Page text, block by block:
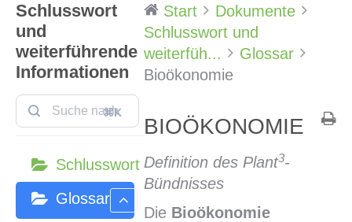
Schlusswort
und
weiterführende
Informationen
⌘K
Schlusswort
Glossar
Start
Dokumente
Schlusswort und
weiterfüh...
Glossar
Bioökonomie
BIOÖKONOMIE
Definition des Plant3-
Bündnisses
Die Bioökonomie